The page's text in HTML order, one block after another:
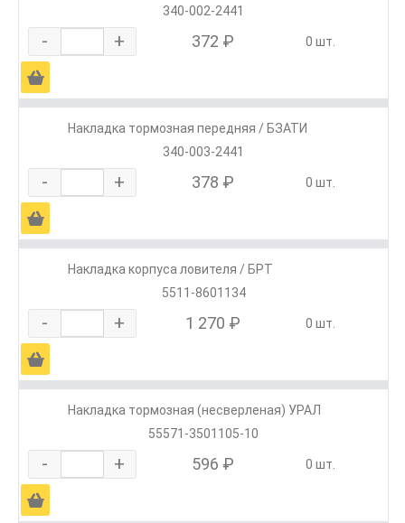
340-002-2441
- + 372 ₽ 0 шт.
Ä
Накладка тормозная передняя / БЗАТИ
340-003-2441
- + 378 ₽ 0 шт.
Ä
Накладка корпуса ловителя / БРТ
5511-8601134
- + 1 270 ₽ 0 шт.
Ä
Накладка тормозная (несверленая) УРАЛ
55571-3501105-10
- + 596 ₽ 0 шт.
Ä